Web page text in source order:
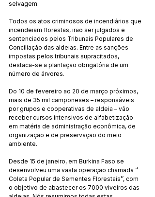
selvagem.
Todos os atos criminosos de incendiários que
incendeiam florestas, irão ser julgados e
sentenciados pelos Tribunais Populares de
Conciliação das aldeias. Entre as sanções
impostas pelos tribunais supracitados,
destaca-se a plantação obrigatória de um
número de árvores.
Do 10 de fevereiro ao 20 de março próximos,
mais de 35 mil camponeses – responsáveis
por grupos e cooperativas de aldeia – vão
receber cursos intensivos de alfabetização
em matéria de administração econômica, de
organização e de preservação do meio
ambiente.
Desde 15 de janeiro, em Burkina Faso se
desenvolveu uma vasta operação chamada ‘’
Coleta Popular de Sementes Florestais’’, com
o objetivo de abastecer os 7000 viveiros das